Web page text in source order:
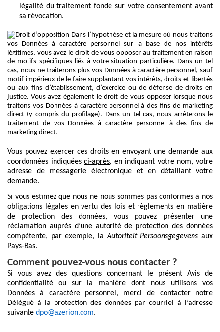
légalité du traitement fondé sur votre consentement avant
sa révocation.
Vous pouvez exercer ces droits en envoyant une demande aux
coordonnées indiquéesci-après, en indiquant votre nom, votre
adresse de messagerie électronique et en détaillant votre
demande.
Si vous estimez que nous ne nous sommes pas conformés à nos
obligations légales en vertu des lois et règlements en matière
de protection des données, vous pouvez présenter une
réclamation auprès d’une autorité de protection des données
compétente, par exemple, laAutoriteit Persoonsgegevens aux
Pays-Bas.
Comment pouvez-vous nous contacter ?
Si vous avez des questions concernant le présent Avis de
confidentialité ou sur la manière dont nous utilisons vos
Données à caractère personnel, merci de contacter notre
Délégué à la protection des données par courriel à l’adresse
suivante dpo@azerion.com.